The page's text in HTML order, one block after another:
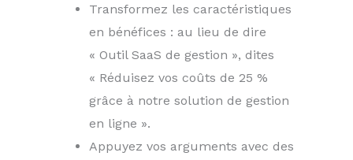
Transformez les caractéristiques
en bénéfices : au lieu de dire
« Outil SaaS de gestion », dites
« Réduisez vos coûts de 25 %
grâce à notre solution de gestion
en ligne ».
Appuyez vos arguments avec des